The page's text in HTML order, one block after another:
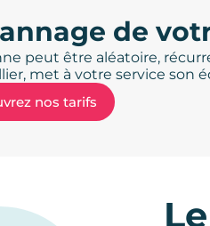
de
peut être aléatoire,
met à votre service son
nos tarifs